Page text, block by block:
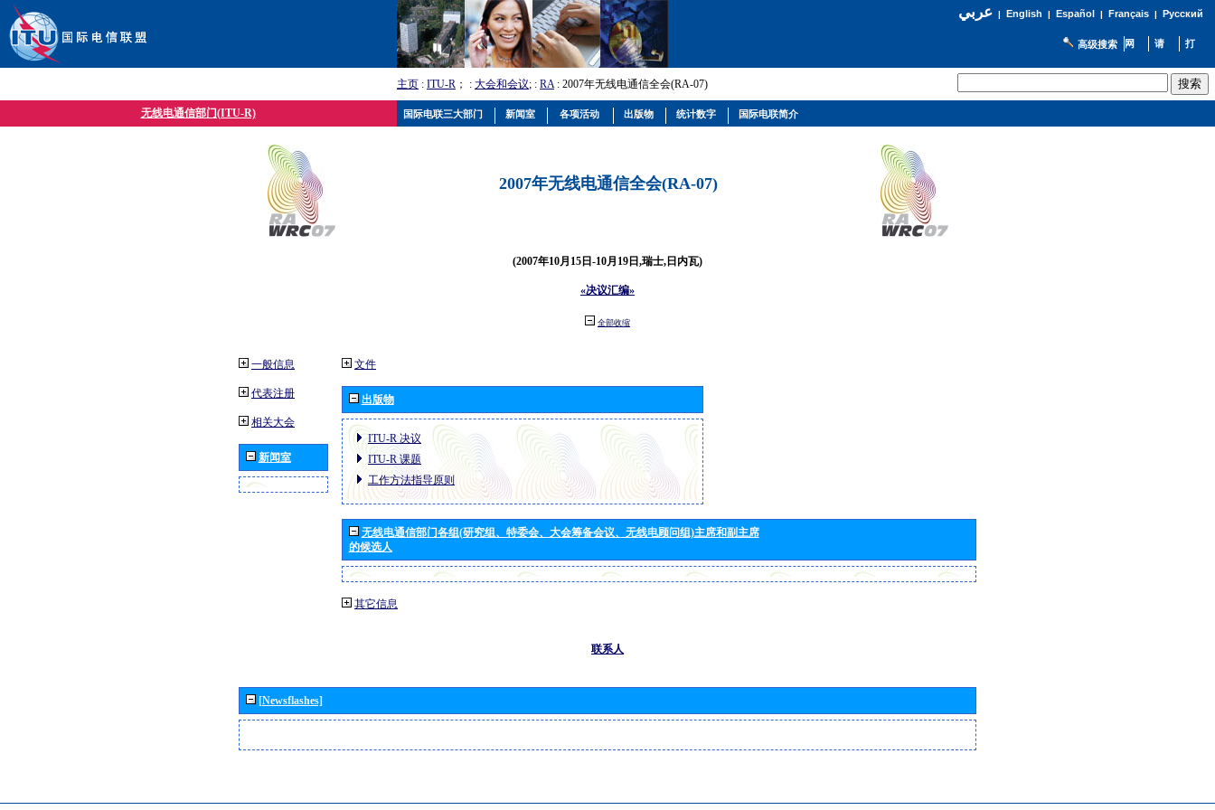
عربي| English | Español | Français| Русский
高级搜索
主页 : ITU-R ； : 大会和会议; : RA: 2007年无线电通信全会(RA-07)
无线电通信部门(ITU-R)
2007年无线电通信全会(RA-07)
(2007年10月15日-10月19日,瑞士,日内瓦)
«决议汇编»
全部收缩
一般信息
代表注册
相关大会
新闻室
文件
出版物
ITU-R 决议
ITU-R 课题
工作方法指导原则
无线电通信部门各组(研究组、特委会、大会筹备会议、无线电顾问组)主席和副主席
的候选人
其它信息
联系人
[Newsflashes]
国际电联三大部门 新闻室 各项活动 出版物 统计数字 国际电联简介